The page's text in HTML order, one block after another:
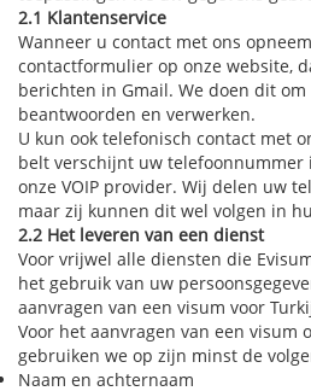
2.1 Klantenservice
Wanneer u contact met ons
contactformulier op onze website,
berichten in Gmail. We doen dit
beantwoorden en verwerken.
U kun ook telefonisch contact met
belt verschijnt uw telefoonnummer
onze VOIP provider. Wij delen uw
maar zij kunnen dit wel volgen in
2.2 Het leveren van een dienst
Voor vrijwel alle diensten die
het gebruik van uw
aanvragen van een visum voor
Voor het aanvragen van een visum
gebruiken we op zijn minst de
Naam en achternaam